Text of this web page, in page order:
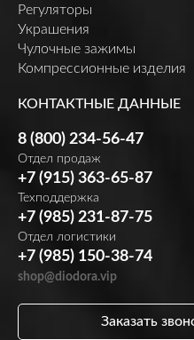
Регуляторы
Украшения
Чулочные зажимы
Компрессионные изделия
КОНТАКТНЫЕ ДАННЫЕ
8 (800) 234-56-47
Отдел продаж
+7 (915) 363-65-87
Техподдержка
+7 (985) 231-87-75
Отдел логистики
+7 (985) 150-38-74
shop@diodora.vip
Заказать